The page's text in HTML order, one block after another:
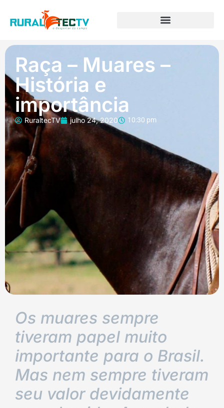
Raça – Muares –
História e
importância
RuraltecTV julho 24, 2020 10:30 pm
Os muares sempre
tiveram papel muito
importante para o Brasil.
Mas nem sempre tiveram
seu valor devidamente